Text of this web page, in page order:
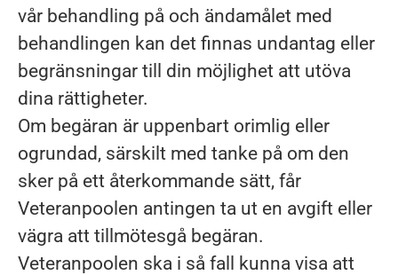
vår behandling på och ändamålet med
behandlingen kan det finnas undantag eller
begränsningar till din möjlighet att utöva
dina rättigheter.
Om begäran är uppenbart orimlig eller
ogrundad, särskilt med tanke på om den
sker på ett återkommande sätt, får
Veteranpoolen antingen ta ut en avgift eller
vägra att tillmötesgå begäran.
Veteranpoolen ska i så fall kunna visa att